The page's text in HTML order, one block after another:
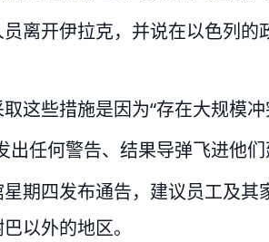
离开伊拉克，并说在以色列的
这些措施是因为“存在大规模冲
出任何警告、结果导弹飞进他们
期四发布通告，建议员工及其
以外的地区。